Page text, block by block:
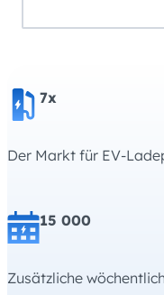
7x
Der Markt für EV-
15 000
Zusätzliche